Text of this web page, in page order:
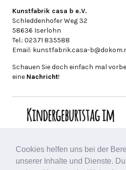
Cookies helfen uns bei der
unserer Inhalte und Dienste.
Kunstfabrik casa b e.V.
Schleddenhofer Weg 32
58636 Iserlohn
Tel.: 02371 835588
Email: kunstfabrik.casa-
Schauen Sie doch einfach mal
eine Nachricht!